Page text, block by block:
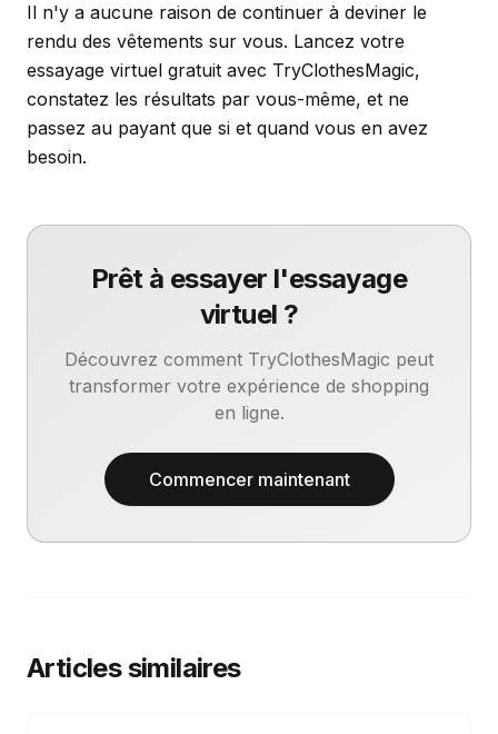
Il n'y a aucune raison de continuer à deviner le
rendu des vêtements sur vous. Lancez votre
essayage virtuel gratuit avec TryClothesMagic,
constatez les résultats par vous-même, et ne
passez au payant que si et quand vous en avez
besoin.
Prêt à essayer l'essayage
virtuel ?
Découvrez comment TryClothesMagic peut
transformer votre expérience de shopping
en ligne.
Commencer maintenant
Articles similaires